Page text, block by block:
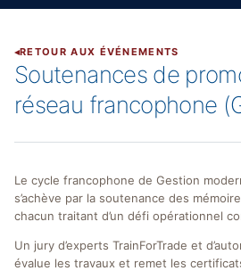
RETOUR AUX ÉVÉNEMENTS
Soutenances de
réseau francophone
Le cycle francophone de Gestion
s’achève par la soutenance des
chacun traitant d’un défi opérationnel
Un jury d’experts TrainForTrade et
évalue les travaux et remet les